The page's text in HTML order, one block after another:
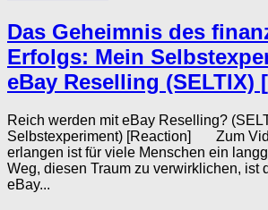
Das Geheimnis des
Erfolgs: Mein
eBay Reselling (SELTIX)
Reich werden mit eBay Reselling?
Selbstexperiment) [Reaction] Zum
erlangen ist für viele Menschen ein
Weg, diesen Traum zu verwirklichen, ist
eBay...